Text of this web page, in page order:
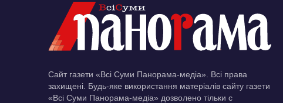
Сайт газети «Всі Суми Панорама-медіа». Всі права
захищені. Будь-яке використання матеріалів сайту газети
«Всі Суми Панорама-медіа» дозволено тільки c